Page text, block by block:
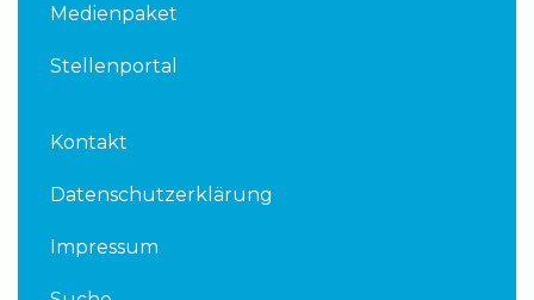
Medienpaket
Stellenportal
Kontakt
Datenschutzerklärung
Impressum